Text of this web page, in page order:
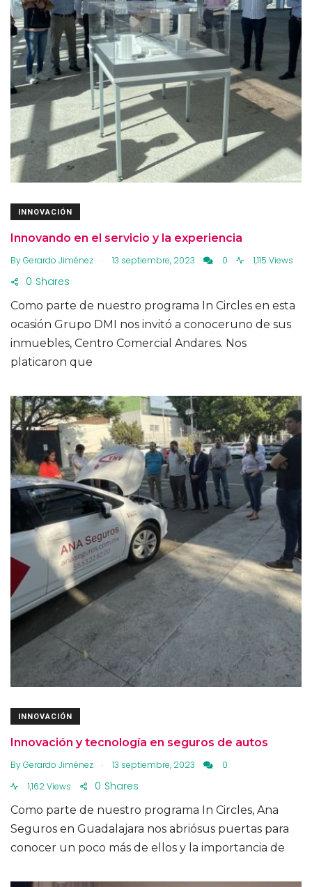
INNOVACIÓN
Innovando en el servicio y la experiencia
ByGerardo Jiménez . 13 septiembre, 2023 0 1,115 Views
Shares
0
Como parte de nuestro programa In Circles en esta
ocasión Grupo DMI nos invitó a conoceruno de sus
inmuebles, Centro Comercial Andares. Nos
platicaron que
INNOVACIÓN
Innovación y tecnología en seguros de autos
ByGerardo Jiménez . 13 septiembre, 2023
0
1,162 Views
Shares
0
Como parte de nuestro programa In Circles, Ana
Seguros en Guadalajara nos abriósus puertas para
conocer un poco más de ellos y la importancia de